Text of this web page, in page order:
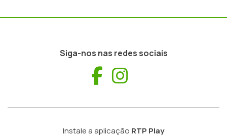
Siga-nos nas redes sociais
Facebook
Instale a aplicação RTP Play